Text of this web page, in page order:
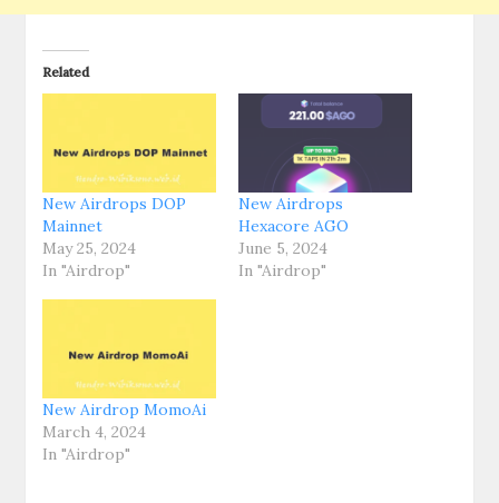
Related
New Airdrops DOP
Mainnet
May 25, 2024
In "Airdrop"
New Airdrops
Hexacore AGO
June 5, 2024
In "Airdrop"
New Airdrop MomoAi
March 4, 2024
In "Airdrop"